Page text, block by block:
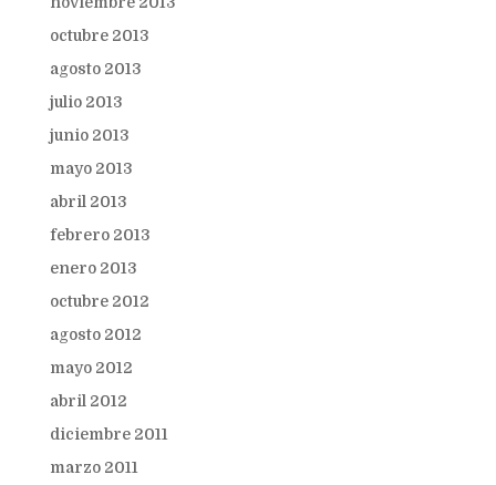
octubre 2013
agosto 2013
julio 2013
junio 2013
mayo 2013
abril 2013
febrero 2013
enero 2013
octubre 2012
agosto 2012
mayo 2012
abril 2012
diciembre 2011
marzo 2011